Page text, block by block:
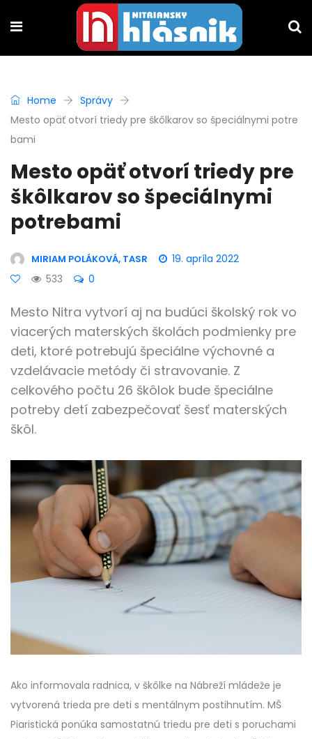
Home
Správy
Mesto opäť otvorí triedy pre škôlkarov so špeciálnymi potre
bami
Mesto opäť otvorí triedy pre
škôlkarov so špeciálnymi
potrebami
MIRIAM POLÁKOVÁ, TASR
19. apríla 2022
533
0
Mesto Nitra vytvorí aj na budúci školský rok vo
viacerých materských školách podmienky pre
deti, ktoré potrebujú špeciálne výchovné a
vzdelávacie metódy či stravovanie. Z
celkového počtu 26 škôlok bude špeciálne
potreby detí zabezpečovať šesť materských
škôl.
Ako informovala radnica, v škôlke na Nábreží mládeže je
vytvorená trieda pre deti s mentálnym postihnutím. MŠ
Piaristická ponúka samostatnú triedu pre deti s poruchami